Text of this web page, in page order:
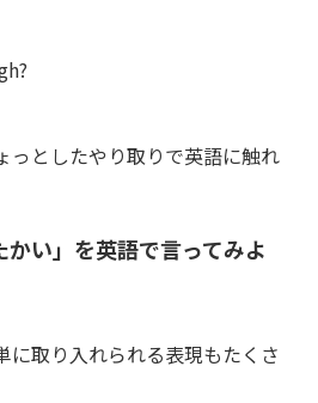
っとしたやり取りで英語に触れ
かい」を英語で言ってみよ
に取り入れられる表現もたくさ